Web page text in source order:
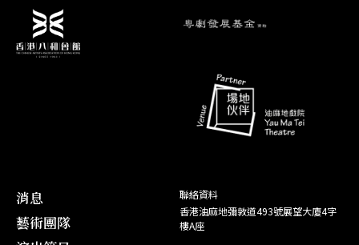
消息
藝術團隊
聯絡資料
香港油麻地彌敦道493號展望大廈4字
樓A座